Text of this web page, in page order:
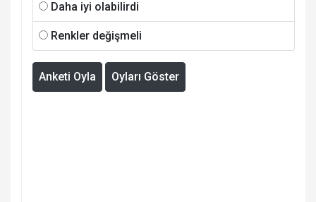
Daha iyi olabilirdi
Renkler değişmeli
Anketi Oyla Oyları Göster